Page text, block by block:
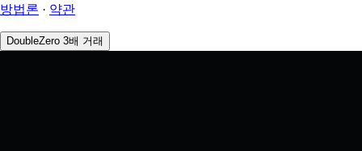
방법론 · 약관
DoubleZero 3배 거래